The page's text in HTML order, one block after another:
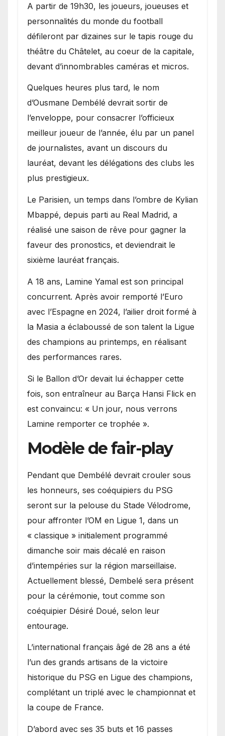
A partir de 19h30, les joueurs, joueuses et
personnalités du monde du football
défileront par dizaines sur le tapis rouge du
théâtre du Châtelet, au coeur de la capitale,
devant d’innombrables caméras et micros.
Quelques heures plus tard, le nom
d’Ousmane Dembélé devrait sortir de
l’enveloppe, pour consacrer l’officieux
meilleur joueur de l’année, élu par un panel
de journalistes, avant un discours du
lauréat, devant les délégations des clubs les
plus prestigieux.
Le Parisien, un temps dans l’ombre de Kylian
Mbappé, depuis parti au Real Madrid, a
réalisé une saison de rêve pour gagner la
faveur des pronostics, et deviendrait le
sixième lauréat français.
A 18 ans, Lamine Yamal est son principal
concurrent. Après avoir remporté l’Euro
avec l’Espagne en 2024, l’ailier droit formé à
la Masia a éclaboussé de son talent la Ligue
des champions au printemps, en réalisant
des performances rares.
Si le Ballon d’Or devait lui échapper cette
fois, son entraîneur au Barça Hansi Flick en
est convaincu: « Un jour, nous verrons
Lamine remporter ce trophée ».
Modèle de fair-play
Pendant que Dembélé devrait crouler sous
les honneurs, ses coéquipiers du PSG
seront sur la pelouse du Stade Vélodrome,
pour affronter l’OM en Ligue 1, dans un
« classique » initialement programmé
dimanche soir mais décalé en raison
d’intempéries sur la région marseillaise.
Actuellement blessé, Dembelé sera présent
pour la cérémonie, tout comme son
coéquipier Désiré Doué, selon leur
entourage.
L’international français âgé de 28 ans a été
l’un des grands artisans de la victoire
historique du PSG en Ligue des champions,
complétant un triplé avec le championnat et
la coupe de France.
D’abord avec ses 35 buts et 16 passes